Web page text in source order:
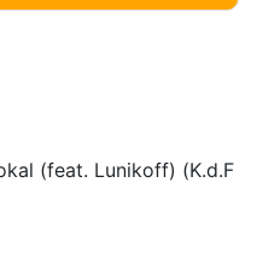
(feat. Lunikoff) (K.d.F